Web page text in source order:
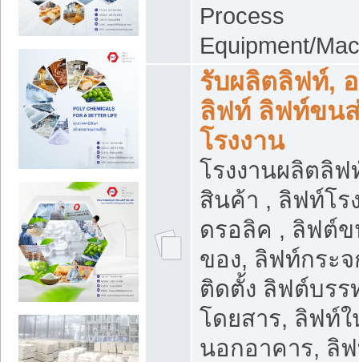
Process
Equipment/
รับผลิตลิฟท์,
ลิฟท์ ลิฟท์ขน
โรงงาน
โรงงานผลิตลิ
สินค้า , ลิฟท์โร
ดรอลิค , ลิฟต์
ของ, ลิฟท์กระ
ติดตั้ง ลิฟต์บร
โดยสาร, ลิฟท์
นอกอาคาร, ลิ